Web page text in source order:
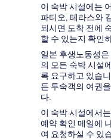
이 숙박 시설에는
파티오, 테라스와
되시면 도착 전에
할 수 있는지 확인
일본 후생노동성
의 모든 숙박 시설
록 요구하고 있습
든 투숙객의 여권
다.
이 숙박 시설에서
예약 확인 메일에
여 요청하실 수 있